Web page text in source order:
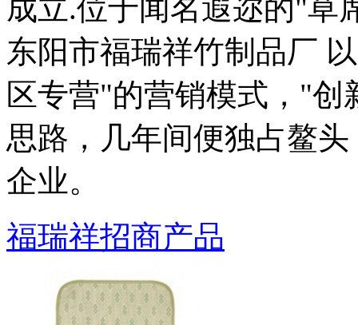
成立.位于闻名遐迩的"草
东阳市福瑞祥竹制品厂
区专营"的营销模式，"
思路，几年间便独占鳌
企业。
福瑞祥招商产品